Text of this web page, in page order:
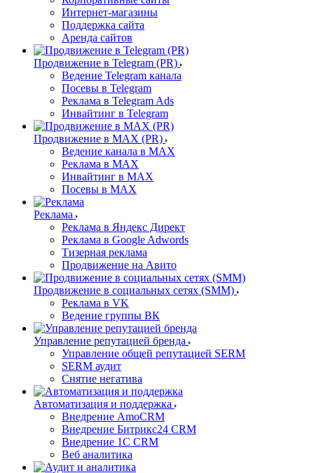
Интернет-магазины
Поддержка сайта
Аренда сайтов
Продвижение в Telegram (PR)
Ведение Telegram канала
Посевы в Telegram
Реклама в Telegram Ads
Инвайтинг в Telegram
Продвижение в MAX (PR)
Ведение канала в MAX
Реклама в MAX
Инвайтинг в MAX
Посевы в MAX
Реклама
Реклама в Яндекс Директ
Реклама в Google Adwords
Тизерная реклама
Продвижение на Авито
Продвижение в социальных сетях (SMM)
Реклама в VK
Ведение группы ВК
Управление репутацией бренда
Управление общей репутацией SERM
SERM аудит
Снятие негатива
Автоматизация и поддержка
Внедрение AmoCRM
Внедрение Битрикс24 CRM
Внедрение 1C CRM
Веб аналитика